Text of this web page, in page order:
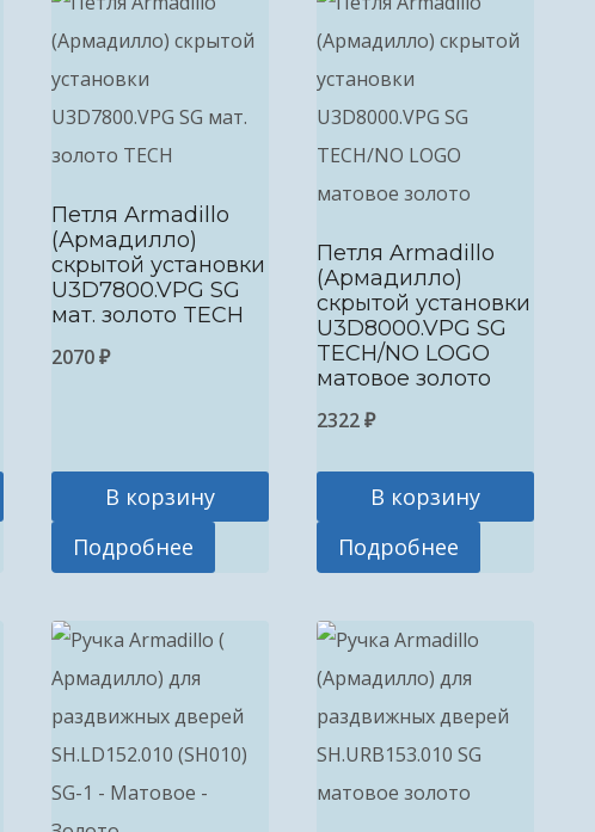
Петля Armadillo
(Армадилло)
скрытой установки
U3D7800.VPG SG
мат. золото TECH
2070₽
В корзину
Подробнее
Петля Armadillo
(Армадилло)
скрытой установки
U3D8000.VPG SG
TECH/NO LOGO
матовое золото
2322₽
В корзину
Подробнее